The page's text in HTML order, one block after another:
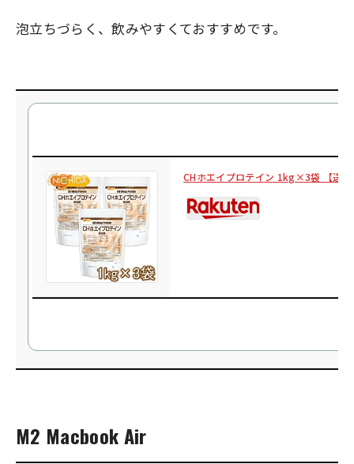
泡立ちづらく、飲みやすくておすすめです。
CHホエイプロテイン 1kg×3袋 【送
M2 Macbook Air